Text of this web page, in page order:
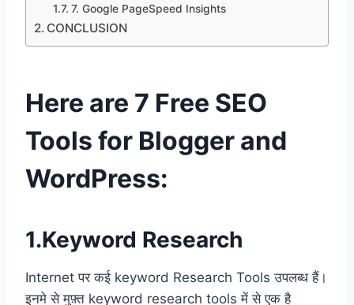
7. Google PageSpeed Insights
CONCLUSION
Here are 7 Free SEO
Tools for Blogger and
WordPress:
1.Keyword Research
Internet पर कई keyword Research Tools उपलब्ध हैं।
इनमे से मुफ़्त keyword research tools में से एक है